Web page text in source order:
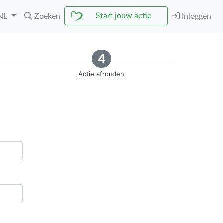
Zoeken Start jouw actie Inloggen
4
Actie afronden